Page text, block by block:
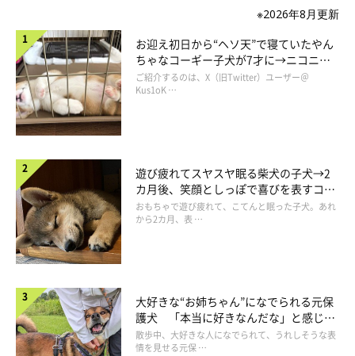
泳ぎが得意な犬種
かつて鳥猟犬として活躍していた犬種は、泳ぐのが得意とされて
います。これは犬たちが、ハンターが撃ち落とした水鳥を泳いで
運んでくるよう、しつけられていたためです。
また、プードルもこういった働きをしていたことから、泳ぎが得
コリーも泳ぎが得意といえるでしょう。
※2026年8月更新
お迎え初日から“ヘソ天”で寝ていたやん
ちゃなコーギー子犬が7才に→ニコニ
コ“コーギースマイル”が魅力のコに成
長！
ご紹介するのは、X（旧Twitter）ユーザー＠
Kus1oK …
遊び疲れてスヤスヤ眠る柴犬の子犬→2
カ月後、笑顔としっぽで喜びを表すコに
成長！
おもちゃで遊び疲れて、こてんと眠った子犬。あれ
から2カ月、表 …
大好きな“お姉ちゃん”になでられる元保
護犬 「本当に好きなんだな」と感じる
表情にほっこり
散歩中、大好きな人になでられて、うれしそうな表
情を見せる元保 …